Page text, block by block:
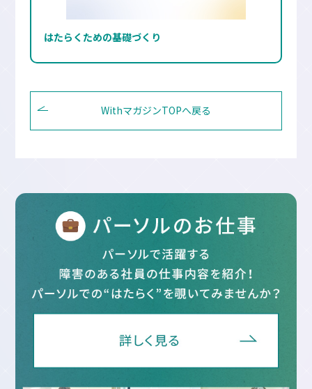
はたらくための基礎づくり
WithマガジンTOPへ戻る